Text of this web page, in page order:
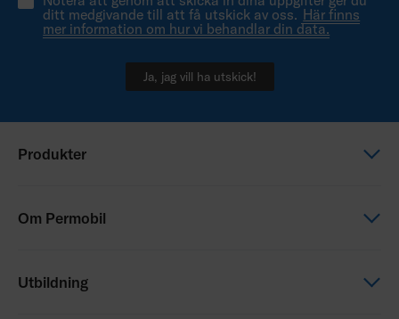
ditt medgivande till att få utskick av oss. Här finns
mer information om hur vi behandlar din data.
Ja, jag vill ha utskick!
Produkter
Om Permobil
Utbildning